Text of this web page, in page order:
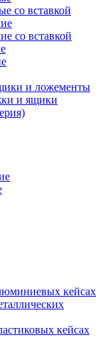
со вставкой
со вставкой
и ложементы
и ящики
кейсах
кейсах